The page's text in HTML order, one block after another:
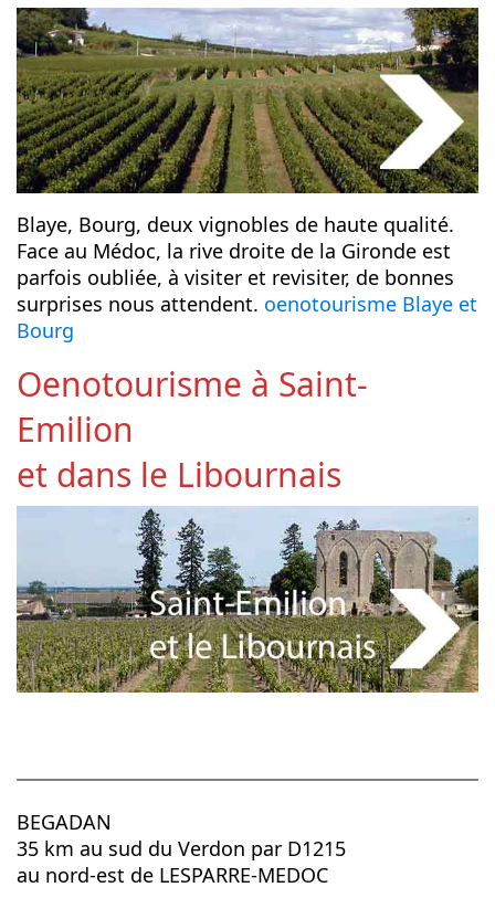
Blaye, Bourg, deux vignobles de haute qualité.
Face au Médoc, la rive droite de la Gironde est
parfois oubliée, à visiter et revisiter, de bonnes
surprises nous attendent. oenotourisme Blaye et
Bourg
Oenotourisme à Saint-
Emilion
et dans le Libournais
BEGADAN
35 km au sud du Verdon par D1215
au nord-est de LESPARRE-MEDOC